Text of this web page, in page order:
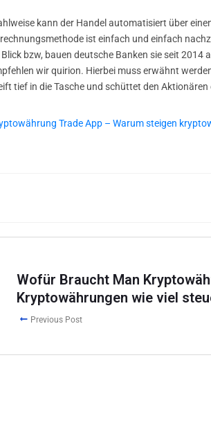
kann der Handel automatisiert über
ist einfach und einfach
Blick bzw, bauen deutsche Banken sie seit
wir quirion. Hierbei muss erwähnt
tief in die Tasche und schüttet den
Trade App – Warum steigen
Wofür Braucht Man
Kryptowährungen wie viel
Previous Post